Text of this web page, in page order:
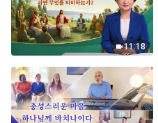
11:18